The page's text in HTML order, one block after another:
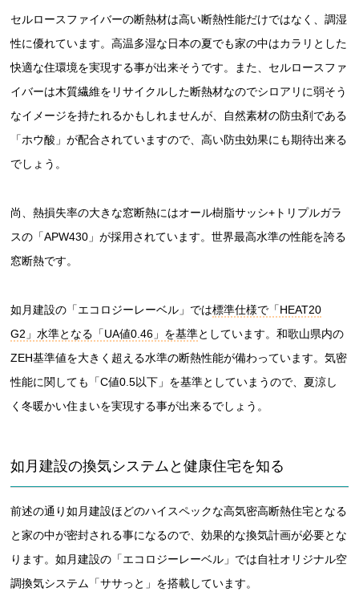
セルロースファイバーの断熱材は高い断熱性能だけではなく、調湿
性に優れています。高温多湿な日本の夏でも家の中はカラリとした
快適な住環境を実現する事が出来そうです。また、セルロースファ
イバーは木質繊維をリサイクルした断熱材なのでシロアリに弱そう
なイメージを持たれるかもしれませんが、自然素材の防虫剤である
「ホウ酸」が配合されていますので、高い防虫効果にも期待出来る
でしょう。
尚、熱損失率の大きな窓断熱にはオール樹脂サッシ+トリプルガラ
スの「APW430」が採用されています。世界最高水準の性能を誇る
窓断熱です。
如月建設の「エコロジーレーベル」では標準仕様で「HEAT20
G2」水準となる「UA値0.46」を基準としています。和歌山県内の
ZEH基準値を大きく超える水準の断熱性能が備わっています。気密
性能に関しても「C値0.5以下」を基準としていまうので、夏涼し
く冬暖かい住まいを実現する事が出来るでしょう。
如月建設の換気システムと健康住宅を知る
前述の通り如月建設ほどのハイスペックな高気密高断熱住宅となる
と家の中が密封される事になるので、効果的な換気計画が必要とな
ります。如月建設の「エコロジーレーベル」では自社オリジナル空
調換気システム「ササっと」を搭載しています。